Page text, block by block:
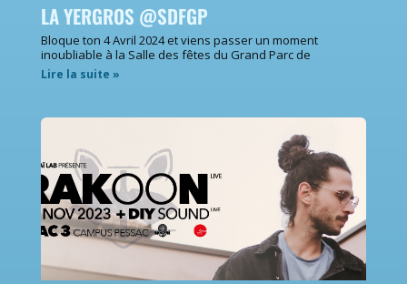
LA YERGROS @SDFGP
Bloque ton 4 Avril 2024 et viens passer un moment
inoubliable à la Salle des fêtes du Grand Parc de
Lire la suite »